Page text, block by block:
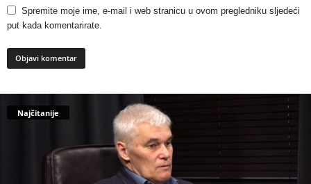
Spremite moje ime, e-mail i web stranicu u ovom pregledniku sljedeći
put kada komentarirate.
Najčitanije